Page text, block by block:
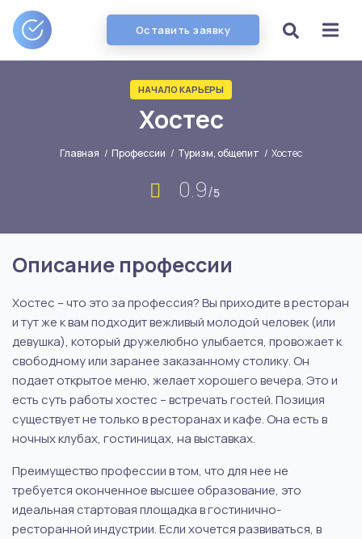
Оставить заявку
НАЧАЛО КАРЬЕРЫ
Хостес
Главная / Профессии / Туризм, общепит / Хостес
0.9/5
Описание профессии
Хостес – что это за профессия? Вы приходите в ресторан
и тут же к вам подходит вежливый молодой человек (или
девушка), который дружелюбно улыбается, провожает к
свободному или заранее заказанному столику. Он
подает открытое меню, желает хорошего вечера. Это и
есть суть работы хостес – встречать гостей. Позиция
существует не только в ресторанах и кафе. Она есть в
ночных клубах, гостиницах, на выставках.
Преимущество профессии в том, что для нее не
требуется оконченное высшее образование, это
идеальная стартовая площадка в гостинично-
ресторанной индустрии. Если хочется развиваться, в